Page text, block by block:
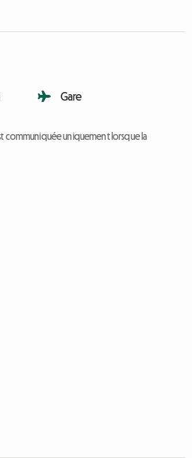
Gare
communiquée uniquement lorsque la